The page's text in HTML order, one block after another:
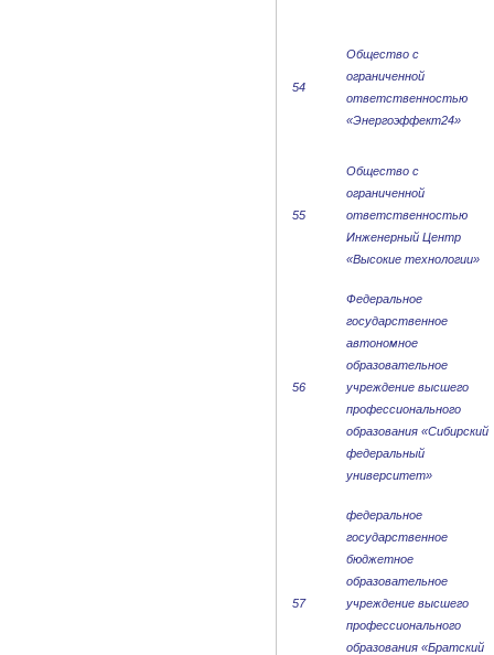
54
Общество с
ограниченной
ответственностью
«Энергоэффект24»
55
Общество с
ограниченной
ответственностью
Инженерный Центр
«Высокие технологии»
56
Федеральное
государственное
автономное
образовательное
учреждение высшего
профессионального
образования «Сибирский
федеральный
университет»
57
федеральное
государственное
бюджетное
образовательное
учреждение высшего
профессионального
образования «Братский